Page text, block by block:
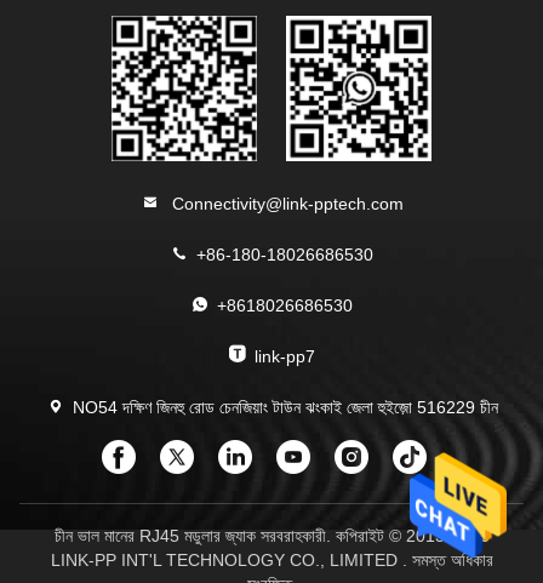
Connectivity@link-pptech.com
+86-180-18026686530
+8618026686530
link-pp7
NO54 দক্ষিণ জিনহু রোড চেনজিয়াং টাউন ঝংকাই জেলা হুইজ়ো 516229 চীন
চীন ভাল মানের RJ45 মডুলার জ্যাক সরবরাহকারী. কপিরাইট © 2013-2026
LINK-PP INT'L TECHNOLOGY CO., LIMITED . সমস্ত অধিকার